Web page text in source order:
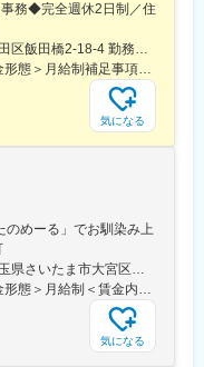
全県の支店に有資格者を
事務◆完全週休2日制／住
＜勤務地詳細＞本社住所：東京都千代田区飯田橋2-18-4 勤務地最寄駅：中央本線／水道橋駅受動喫煙対策：屋内全面禁煙変更の範囲：会社の定める事業所（リモートワーク含む）
＜予定年収＞450万円～800万円＜賃金形態＞月給制補足事項なし＜賃金内訳＞月額（基本給）：249,000円～475,000円その他固定手当/月：25,000円～45,000円＜月給＞274,000円～520,000円＜昇給有無＞有＜残業手当＞有＜給与補足＞※経験、能力、年齢などを考慮の上、規定により決定賃金はあくまでも目安の金額であり、選考を通じて上下する可能性があります。月給(月額)は固定手当を含めた表記です。
気になる
のめーる」でお馴染み上
＜勤務地詳細＞北関東営業部住所：埼玉県さいたま市大宮区桜木町1-195-1 大宮ソラミチKOZ 12階受動喫煙対策：屋内全面禁煙変更の範囲：会社の定める事業所（リモートワーク含む）
＜予定年収＞450万円～700万円＜賃金形態＞月給制＜賃金内訳＞月額（基本給）：274,000円～400,000円＜月給＞274,000円～400,000円＜昇給有無＞有＜残業手当＞有＜給与補足＞※経験・スキルを考慮のうえ、当社規定にて決定■昇給：年1回■賞与：年2回（7月・12月）賃金はあくまでも目安の金額であり、選考を通じて上下する可能性があります。月給(月額)は固定手当を含めた表記です。
気になる